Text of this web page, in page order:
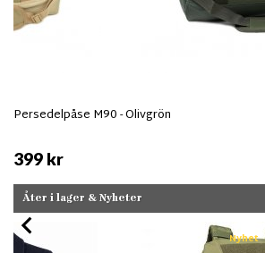
Persedelpåse M90 - Olivgrön
399 kr
Åter i lager & Nyheter
Nyhet